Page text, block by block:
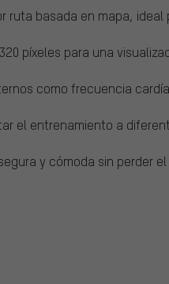
ruta basada en mapa,
píxeles para una
como frecuencia
el entrenamiento a
y cómoda sin perder